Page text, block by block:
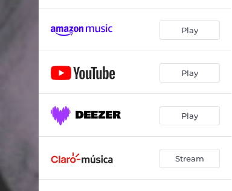
04:48
04:52
Digno 03:24
Play
Play
Play
Stream